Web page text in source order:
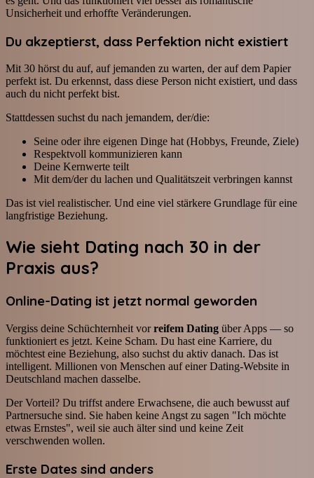
Unsicherheit und erhoffte Veränderungen.
Du akzeptierst, dass Perfektion nicht existiert
Mit 30 hörst du auf, auf jemanden zu warten, der auf dem Papier
perfekt ist. Du erkennst, dass diese Person nicht existiert, und dass
auch du nicht perfekt bist.
Stattdessen suchst du nach jemandem, der/die:
Seine oder ihre eigenen Dinge hat (Hobbys, Freunde, Ziele)
Respektvoll kommunizieren kann
Deine Kernwerte teilt
Mit dem/der du lachen und Qualitätszeit verbringen kannst
Das ist viel realistischer. Und eine viel stärkere Grundlage für eine
langfristige Beziehung.
Wie sieht Dating nach 30 in der
Praxis aus?
Online-Dating ist jetzt normal geworden
Vergiss deine Schüchternheit vorreifem Dating über Apps — so
funktioniert es jetzt. Keine Scham. Du hast eine Karriere, du
möchtest eine Beziehung, also suchst du aktiv danach. Das ist
intelligent. Millionen von Menschen auf einer Dating-Website in
Deutschland machen dasselbe.
Der Vorteil? Du triffst andere Erwachsene, die auch bewusst auf
Partnersuche sind. Sie haben keine Angst zu sagen "Ich möchte
etwas Ernstes", weil sie auch älter sind und keine Zeit
verschwenden wollen.
Erste Dates sind anders